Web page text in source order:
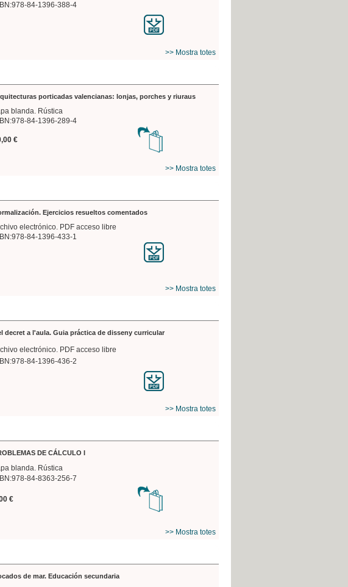
84-1396-388-4
>> Mostra totes
porticadas valencianas: lonjas, porches y riuraus
blanda. Rústica
84-1396-289-4
€
>> Mostra totes
Ejercicios resueltos comentados
electrónico. PDF acceso libre
84-1396-433-1
>> Mostra totes
decret a l'aula. Guia práctica de disseny curricular
electrónico. PDF acceso libre
84-1396-436-2
>> Mostra totes
DE CÁLCULO I
blanda. Rústica
84-8363-256-7
€
>> Mostra totes
de mar. Educación secundaria